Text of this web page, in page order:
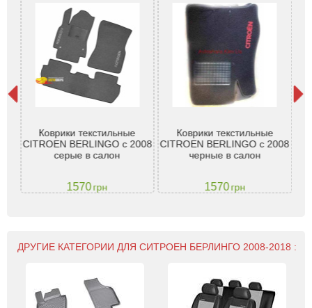
Коврики текстильные
CITROEN BERLINGO с 2008
серые в салон
1570грн
Коврики текстильные
CITROEN BERLINGO с 2008
черные в салон
1570грн
ДРУГИЕ КАТЕГОРИИ ДЛЯ СИТРОЕН БЕРЛИНГО 2008-2018 :